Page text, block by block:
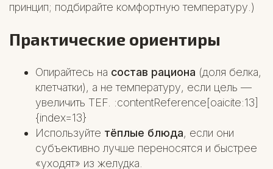
принцип; подбирайте комфортную температуру.)
Практические ориентиры
Опирайтесь на состав рациона (доля белка,
клетчатки), а не температуру, если цель —
увеличить TEF. :contentReference[oaicite:13]
{index=13}
Используйте тёплые блюда, если они
субъективно лучше переносятся и быстрее
«уходят» из желудка.